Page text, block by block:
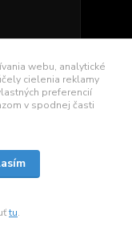
webu, analytické
cielenia reklamy
preferencií
v spodnej časti
tu.